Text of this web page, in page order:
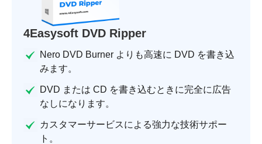
4Easysoft DVD Ripper
Nero DVD Burner よりも高速に DVD を書き込
みます。
DVD または CD を書き込むときに完全に広告
なしになります。
カスタマーサービスによる強力な技術サポー
ト。